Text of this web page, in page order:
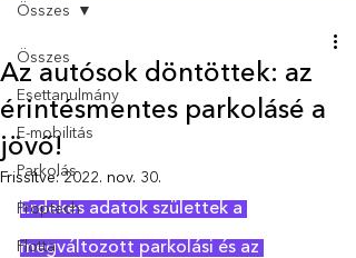
Összes
Esettanulmány
E-mobilitás
Parkolás
Proptech
Flotta
Összes
Az autósok döntöttek: az
érintésmentes parkolásé a
jövő!
Frissítve:2022. nov. 30.
Érdekes adatok születtek a
megváltozott parkolási és az